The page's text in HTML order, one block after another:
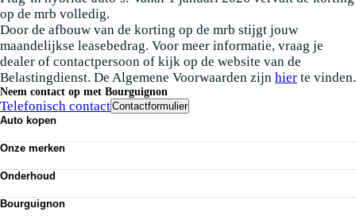
op de mrb volledig.
Door de afbouw van de korting op de mrb stijgt jouw
maandelijkse leasebedrag. Voor meer informatie, vraag je
dealer of contactpersoon of kijk op de website van de
Belastingdienst. De Algemene Voorwaarden zijn hier te vinden.
Neem contact op met Bourguignon
Telefonisch contactContactformulier
Auto kopen
Occasions
Elektrisch
Alle voorraad
Onze merken
Audi
Škoda
Onderhoud
Airco
Bourguignon